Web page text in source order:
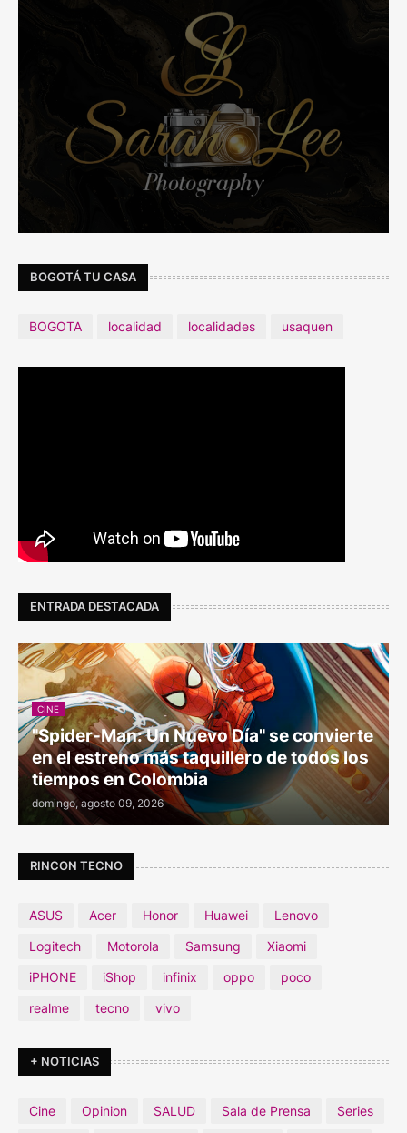
BOGOTÁ TU CASA
BOGOTA localidad localidades usaquen
ENTRADA DESTACADA
CINE
"Spider-Man: Un Nuevo Día" se convierte
en el estreno más taquillero de todos los
tiempos en Colombia
domingo, agosto 09, 2026
RINCON TECNO
ASUS Acer Honor Huawei
Lenovo
Logitech
Motorola Samsung
Xiaomi
iPHONE
iShop infinix oppo
poco
realme
tecno vivo
+ NOTICIAS
Cine Opinion SALUD Sala de Prensa
Series